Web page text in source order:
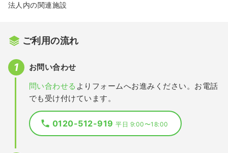
法人内の関連施設
ご利用の流れ
お問い合わせ
問い合わせる よりフォームへお進みください。お電話
でも受け付けています。
0120-512-919平日 9:00〜18:00